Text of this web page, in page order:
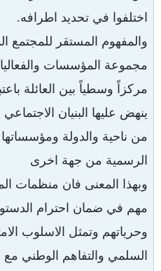
اختلفوا في تحديد اطرافه.
والمفهوم المستقر للمجتمع
مجموعة المؤسسات
مركزاً وسطياً بين العائلة
ينهض عليها البنيان
من ناحية والدولة
الرسمية من جهة اخرى
وبهذا المعنى فان منظمات
مهم في ضمان احترام
وحرياتهم وتمثل الاسلوب
السلمي والتفاهم الوطني